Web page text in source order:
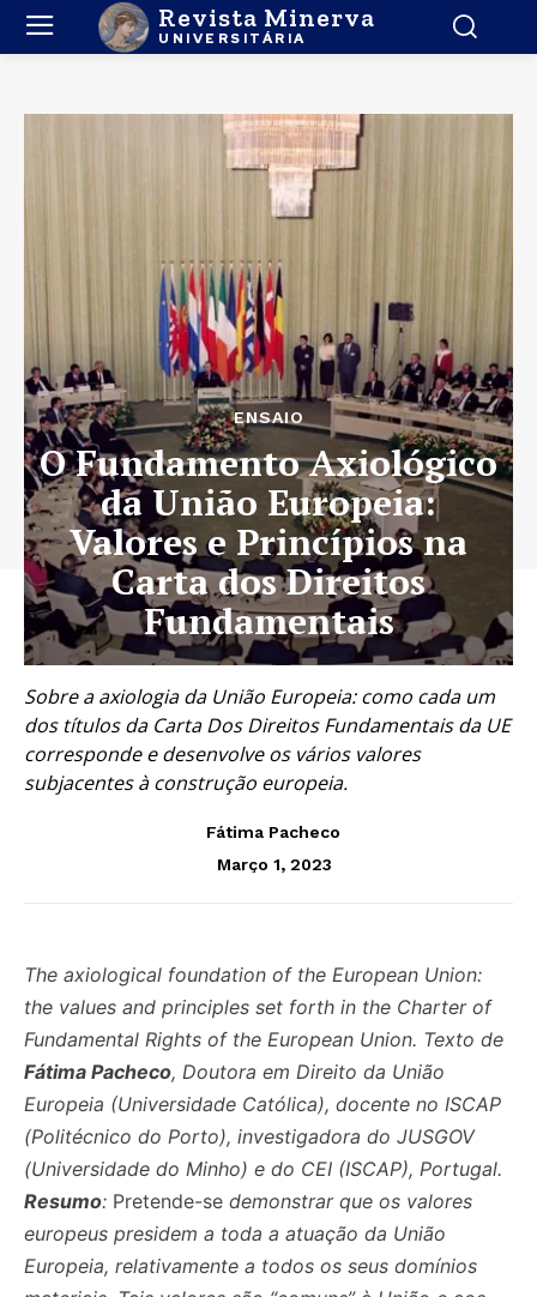
Revista Minerva
UNIVERSITÁRIA
ENSAIO
O Fundamento Axiológico
da União Europeia:
Valores e Princípios na
Carta dos Direitos
Fundamentais
Sobre a axiologia da União Europeia: como cada um
dos títulos da Carta Dos Direitos Fundamentais da UE
corresponde e desenvolve os vários valores
subjacentes à construção europeia.
Fátima Pacheco
Março 1, 2023
The axiological foundation of the European Union:
the values and principles set forth in the Charter of
Fundamental Rights of the European Union. Texto de
Fátima Pacheco, Doutora em Direito da União
Europeia (Universidade Católica), docente no ISCAP
(Politécnico do Porto), investigadora do JUSGOV
(Universidade do Minho) e do CEI (ISCAP), Portugal.
Resumo: Pretende-se demonstrar que os valores
europeus presidem a toda a atuação da União
Europeia, relativamente a todos os seus domínios